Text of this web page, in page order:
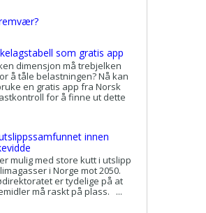
som gratis app
dimensjon må trebjelken
å tåle belastningen? Nå kan
en gratis app fra Norsk
for å finne ut dette
innen
mulig med store kutt i utslipp
i Norge mot 2050.
er tydelige på at
må raskt på plass. ...